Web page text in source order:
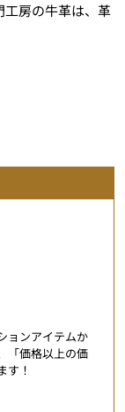
房の牛革は、革
ョンアイテムか
「価格以上の価
す！